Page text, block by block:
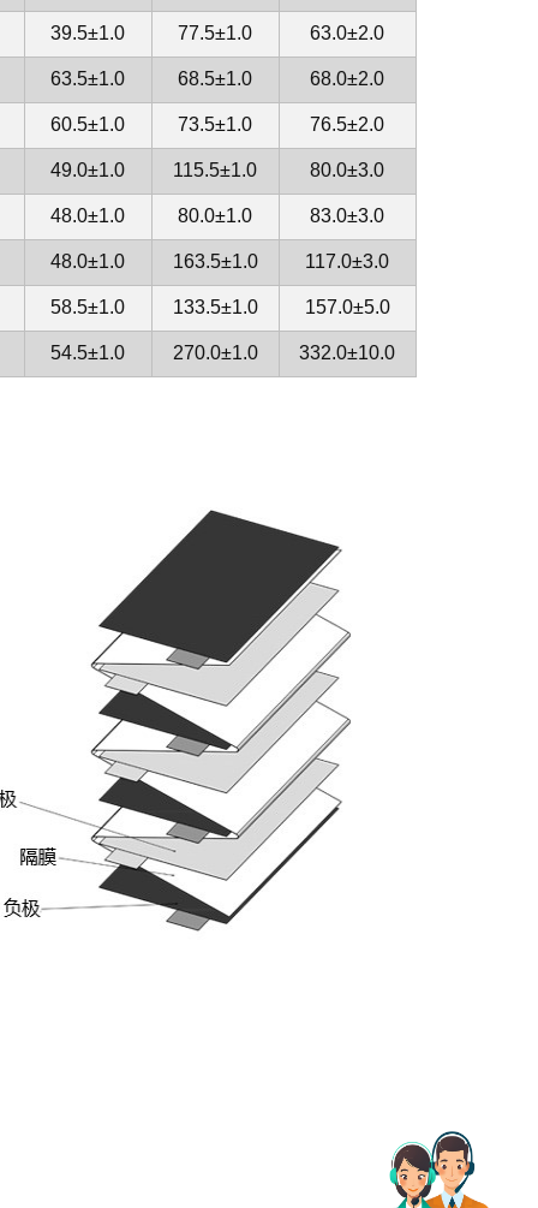
39.5±1.0 77.5±1.0 63.0±2.0
63.5±1.0 68.5±1.0 68.0±2.0
60.5±1.0 73.5±1.0 76.5±2.0
49.0±1.0 115.5±1.0 80.0±3.0
48.0±1.0 80.0±1.0 83.0±3.0
48.0±1.0 163.5±1.0 117.0±3.0
58.5±1.0 133.5±1.0 157.0±5.0
54.5±1.0 270.0±1.0 332.0±10.0